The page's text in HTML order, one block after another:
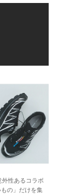
性あるコラボ
の」だけを集